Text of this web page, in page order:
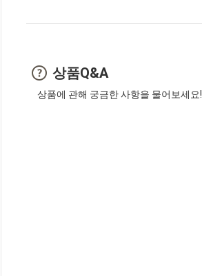
상품Q&A
상품에 관해 궁금한 사항을 물어보세요!